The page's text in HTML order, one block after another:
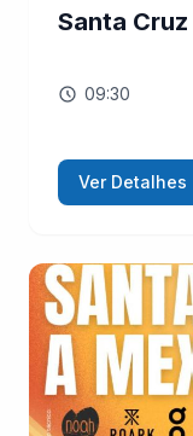
Santa
09:30
Ver Detalhes